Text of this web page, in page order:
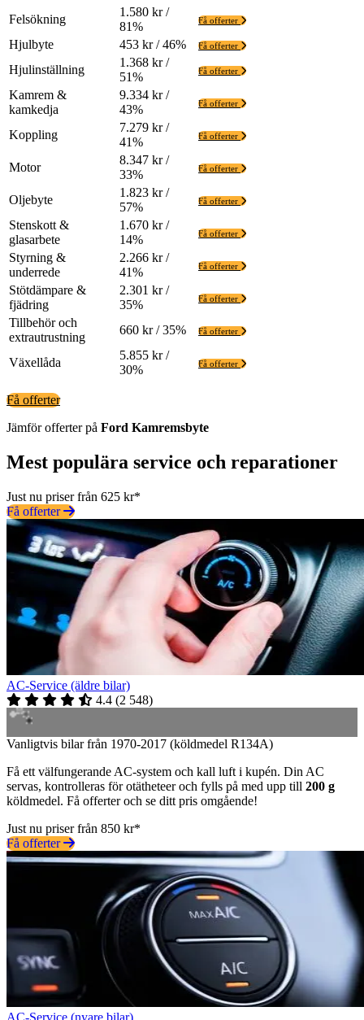
Felsökning
1.580 kr /
81%
Få offerter
Hjulbyte 453 kr / 46% Få offerter
Hjulinställning
1.368 kr /
51%
Få offerter
Kamrem &
kamkedja
9.334 kr /
43%
Få offerter
Koppling
7.279 kr /
41%
Få offerter
Motor
8.347 kr /
33%
Få offerter
Oljebyte
1.823 kr /
57%
Få offerter
Stenskott &
glasarbete
1.670 kr /
14%
Få offerter
Styrning &
underrede
2.266 kr /
41%
Få offerter
Stötdämpare &
fjädring
2.301 kr /
35%
Få offerter
Tillbehör och
extrautrustning
660 kr / 35% Få offerter
Växellåda
5.855 kr /
30%
Få offerter
Få offerter
Jämför offerter på Ford Kamremsbyte
Mest populära service och reparationer
Just nu priser från 625 kr*
Få offerter
AC-Service (äldre bilar)
4.4 (2 548)
Vanligtvis bilar från 1970-2017 (köldmedel R134A)
Få ett välfungerande AC-system och kall luft i kupén. Din AC
servas, kontrolleras för otätheteer och fylls på med upp till 200 g
köldmedel. Få offerter och se ditt pris omgående!
Just nu priser från 850 kr*
Få offerter
AC-Service (nyare bilar)